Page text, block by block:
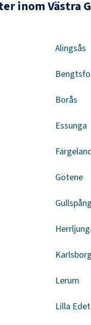
inom Västra
Alingsås
Borås
Essunga
Götene
Gullspång
Karlsborg
Lerum
Lilla Edet